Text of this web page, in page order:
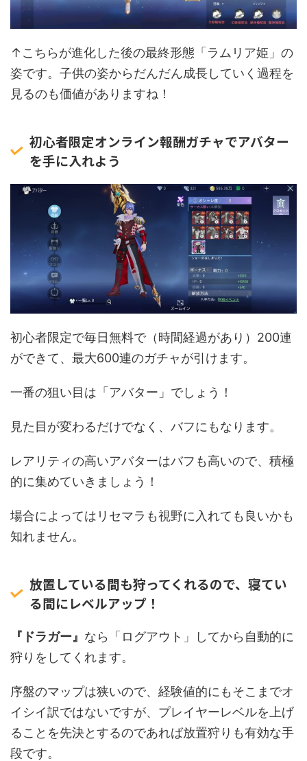
↑こちらが進化した後の最終形態「ラムリア姫」の
姿です。子供の姿からだんだん成長していく過程を
見るのも価値がありますね！
初心者限定オンライン報酬ガチャでアバター
を手に入れよう
初心者限定で毎日無料で（時間経過があり）200連
ができて、最大600連のガチャが引けます。
一番の狙い目は「アバター」でしょう！
見た目が変わるだけでなく、バフにもなります。
レアリティの高いアバターはバフも高いので、積極
的に集めていきましょう！
場合によってはリセマラも視野に入れても良いかも
知れません。
放置している間も狩ってくれるので、寝てい
る間にレベルアップ！
『ドラガー』 なら「ログアウト」してから自動的に
狩りをしてくれます。
序盤のマップは狭いので、経験値的にもそこまでオ
イシイ訳ではないですが、プレイヤーレベルを上げ
ることを先決とするのであれば放置狩りも有効な手
段です。